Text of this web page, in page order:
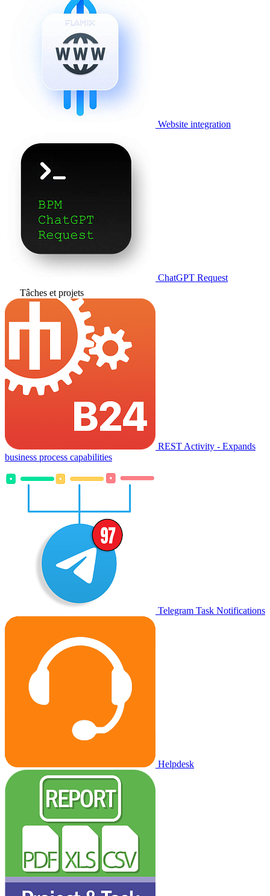
Website integration
ChatGPT Request
Tâches et projets
REST Activity - Expands
business process capabilities
Telegram Task Notifications
Helpdesk